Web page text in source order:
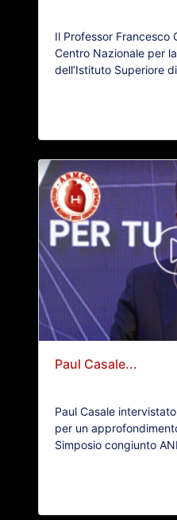
Il Professor Francesco
Centro Nazionale per
dell’Istituto Superiore
Paul Casale...
Paul Casale
per un
Simposio congiunto